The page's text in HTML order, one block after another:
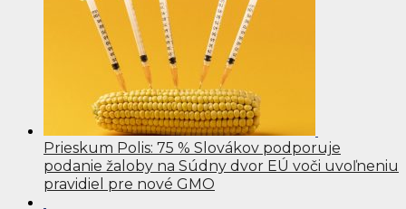
Prieskum Polis: 75 % Slovákov podporuje
podanie žaloby na Súdny dvor EÚ voči uvoľneniu
pravidiel pre nové GMO